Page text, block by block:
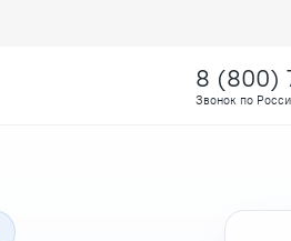
8 (800)
Звонок по